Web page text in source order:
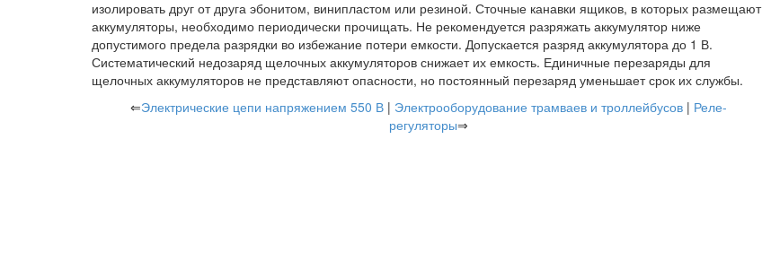
изолировать друг от друга эбонитом, винипластом или резиной. Сточные канавки ящиков, в которых размещают
аккумуляторы, необходимо периодически прочищать. Не рекомендуется разряжать аккумулятор ниже
допустимого предела разрядки во избежание потери емкости. Допускается разряд аккумулятора до 1 В.
Систематический недозаряд щелочных аккумуляторов снижает их емкость. Единичные перезаряды для
щелочных аккумуляторов не представляют опасности, но постоянный перезаряд уменьшает срок их службы.
⇐Электрические цепи напряжением 550 В | Электрооборудование трамваев и троллейбусов | Реле-
регуляторы⇒